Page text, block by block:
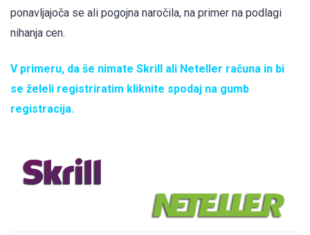
ponavljajoča se ali pogojna naročila, na primer na podlagi
nihanja cen.
V primeru, da še nimate Skrill ali Neteller računa in bi
se želeli registriratim kliknite spodaj na gumb
registracija.